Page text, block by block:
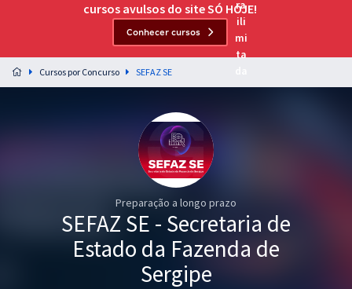
Preparação completa e intensiva para as principais
residências em saúde do Brasil
Graduação
cursos avulsos do site SÓ HOJE!
Conhecer cursos
Cursos por Concurso SEFAZ SE
Preparação a longo prazo
SEFAZ SE - Secretaria de
Estado da Fazenda de
Sergipe